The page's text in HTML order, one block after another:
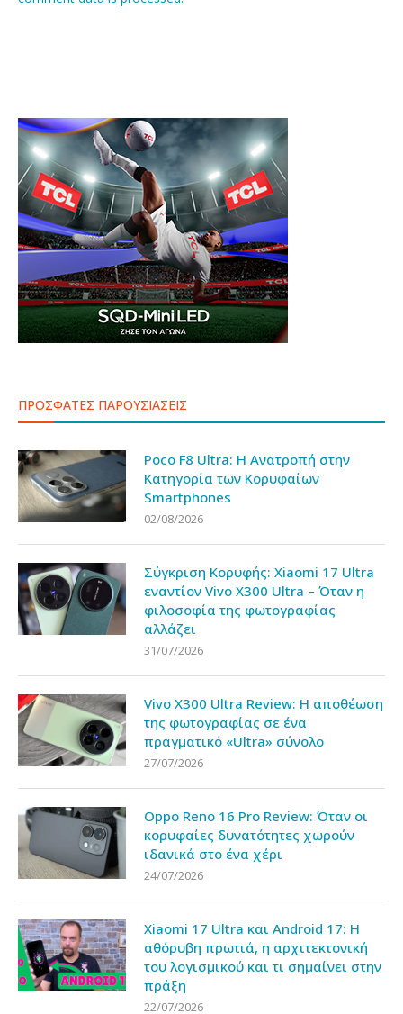
ΠΡΟΣΦΑΤΕΣ ΠΑΡΟΥΣΙΑΣΕΙΣ
Poco F8 Ultra: Η Ανατροπή στην
Κατηγορία των Κορυφαίων
Smartphones
02/08/2026
Σύγκριση Κορυφής: Xiaomi 17 Ultra
εναντίον Vivo X300 Ultra – Όταν η
φιλοσοφία της φωτογραφίας
αλλάζει
31/07/2026
Vivo X300 Ultra Review: Η αποθέωση
της φωτογραφίας σε ένα
πραγματικό «Ultra» σύνολο
27/07/2026
Oppo Reno 16 Pro Review: Όταν οι
κορυφαίες δυνατότητες χωρούν
ιδανικά στο ένα χέρι
24/07/2026
Xiaomi 17 Ultra και Android 17: Η
αθόρυβη πρωτιά, η αρχιτεκτονική
του λογισμικού και τι σημαίνει στην
πράξη
22/07/2026